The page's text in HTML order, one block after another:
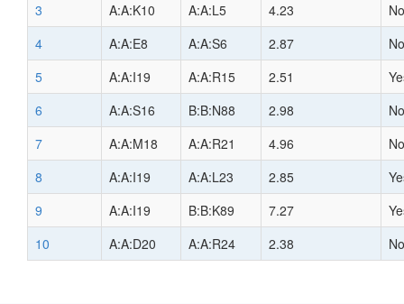
3
A:A:K10 A:A:L5 4.23
No
4
A:A:E8 A:A:S6 2.87
No
5
A:A:I19 A:A:R15 2.51
6
A:A:S16 B:B:N88 2.98
No
7
A:A:M18 A:A:R21 4.96
No
8
A:A:I19 A:A:L23 2.85
9
A:A:I19 B:B:K89 7.27
10
A:A:D20 A:A:R24 2.38 No